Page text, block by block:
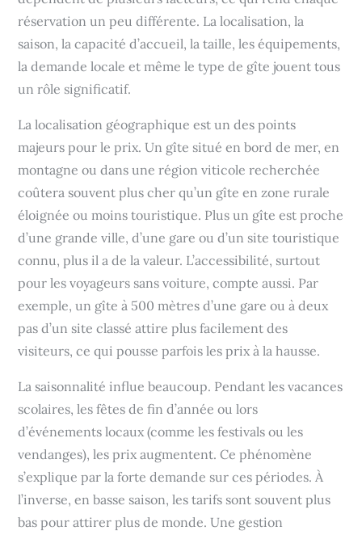
réservation un peu différente. La localisation, la
saison, la capacité d’accueil, la taille, les équipements,
la demande locale et même le type de gîte jouent tous
un rôle significatif.
La localisation géographique est un des points
majeurs pour le prix. Un gîte situé en bord de mer, en
montagne ou dans une région viticole recherchée
coûtera souvent plus cher qu’un gîte en zone rurale
éloignée ou moins touristique. Plus un gîte est proche
d’une grande ville, d’une gare ou d’un site touristique
connu, plus il a de la valeur. L’accessibilité, surtout
pour les voyageurs sans voiture, compte aussi. Par
exemple, un gîte à 500 mètres d’une gare ou à deux
pas d’un site classé attire plus facilement des
visiteurs, ce qui pousse parfois les prix à la hausse.
La saisonnalité influe beaucoup. Pendant les vacances
scolaires, les fêtes de fin d’année ou lors
d’événements locaux (comme les festivals ou les
vendanges), les prix augmentent. Ce phénomène
s’explique par la forte demande sur ces périodes. À
l’inverse, en basse saison, les tarifs sont souvent plus
bas pour attirer plus de monde. Une gestion